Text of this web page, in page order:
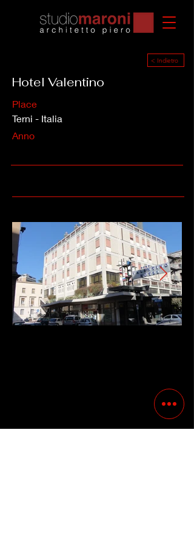
< Indietro
Hotel Valentino
Place
Terni - Italia
Anno